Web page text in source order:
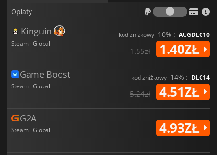
Opłaty
Opłaty
Kinguin
Steam · Global
kod zniżkowy-10% : AUGDLC10
1.55zł 1.40ZŁ
Game Boost
Steam · Global
kod zniżkowy-14% : DLC14
5.24zł 4.51ZŁ
G2A
Steam · Global 4.93ZŁ